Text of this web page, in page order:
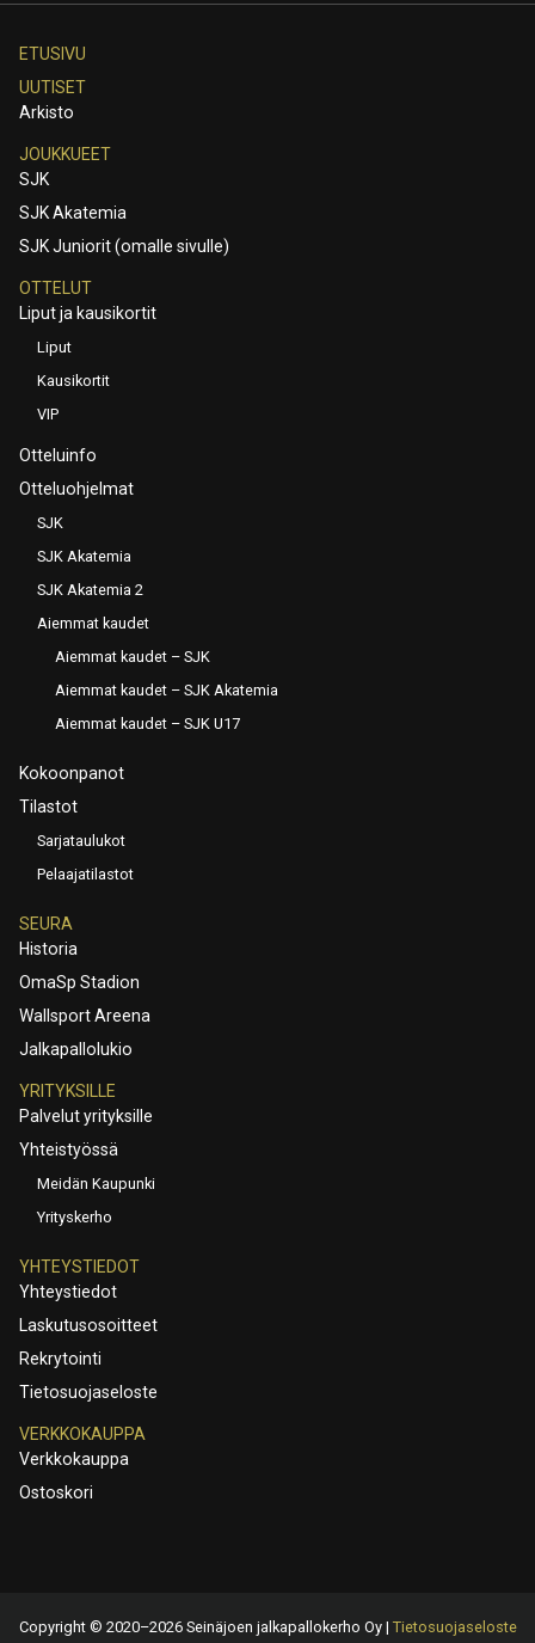
ETUSIVU
UUTISET
Arkisto
JOUKKUEET
SJK
SJK Akatemia
SJK Juniorit (omalle sivulle)
OTTELUT
Liput ja kausikortit
Liput
Kausikortit
VIP
Otteluinfo
Otteluohjelmat
SJK
SJK Akatemia
SJK Akatemia 2
Aiemmat kaudet
Aiemmat kaudet – SJK
Aiemmat kaudet – SJK Akatemia
Aiemmat kaudet – SJK U17
Kokoonpanot
Tilastot
Sarjataulukot
Pelaajatilastot
SEURA
Historia
OmaSp Stadion
Wallsport Areena
Jalkapallolukio
YRITYKSILLE
Palvelut yrityksille
Yhteistyössä
Meidän Kaupunki
Yrityskerho
YHTEYSTIEDOT
Yhteystiedot
Laskutusosoitteet
Rekrytointi
Tietosuojaseloste
VERKKOKAUPPA
Verkkokauppa
Ostoskori
Copyright © 2020–2026 Seinäjoen jalkapallokerho Oy | Tietosuojaseloste